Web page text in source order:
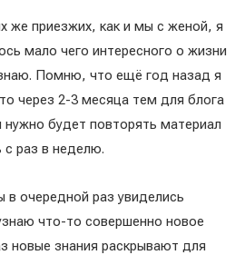
же приезжих, как и мы с женой, я
мало чего интересного о жизни
Помню, что ещё год назад я
через 2-3 месяца тем для блога
нужно будет повторять материал
раз в неделю.
очередной раз увиделись
что-то совершенно новое
новые знания раскрывают для